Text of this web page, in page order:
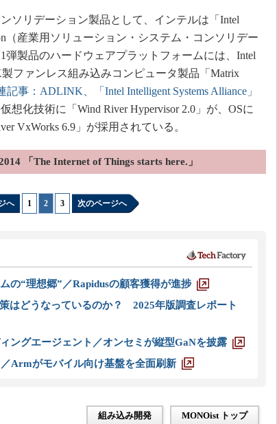
リデーション製品として、インテルは「Intel
（産業用ソリューション・システム・コンソリデー
製品のハードウェアプラットフォームには、Intel
ファンレス組み込みコンピュータ製品「Matrix
記事：ADLINK、「Intel Intelligent Systems Alliance」
想化技術に「Wind River Hypervisor 2.0」が、OSに
VxWorks 6.9」が採用されている。
「The Internet of Things starts here.」
へ 1 2 3 次のページへ
の“理想郷”／Rapidusの顧客獲得が進捗
はどうなっているのか？ 2025年版調査レポート
ングエージェント／オンセミが縦型GaNを披露
Armがモバイル向け基盤を全面刷新
組み込み開発 MONOist トップ